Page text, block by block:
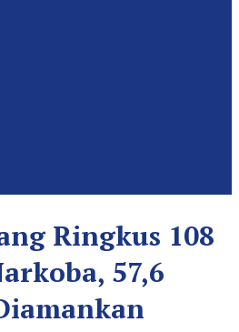
Ringkus 108
57,6